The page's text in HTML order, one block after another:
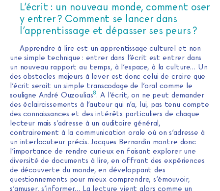
L’écrit : un nouveau monde, comment oser
y entrer ? Comment se lancer dans
l’apprentissage et dépasser ses peurs ?
Apprendre à lire est un apprentissage culturel et non
une simple technique : entrer dans l’écrit est entrer dans
un nouveau rapport au temps, à l’espace, à la culture… Un
des obstacles majeurs à lever est donc celui de croire que
l’écrit serait un simple transcodage de l’oral comme le
souligne André Ouzoulias8. A l’écrit, on ne peut demander
des éclaircissements à l’auteur qui n’a, lui, pas tenu compte
des connaissances et des intérêts particuliers de chaque
lecteur mais s’adresse à un auditoire général,
contrairement à la communication orale où on s’adresse à
un interlocuteur précis. Jacques Bernardin montre donc
l’importance de rendre curieux en faisant explorer une
diversité de documents à lire, en offrant des expériences
de découverte du monde, en développant des
questionnements pour mieux comprendre, s’émouvoir,
s’amuser, s’informer… La lecture vient alors comme un